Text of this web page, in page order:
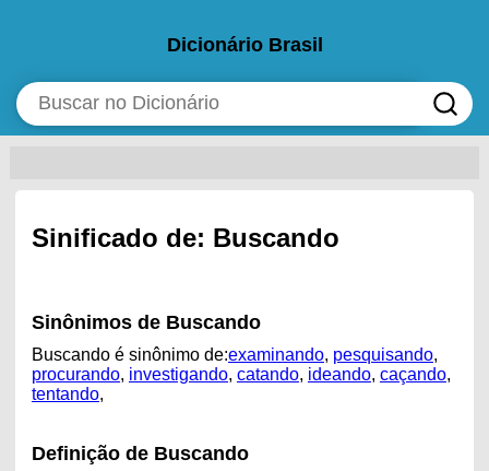
Dicionário Brasil
Sinificado de: Buscando
Sinônimos de Buscando
Buscando é sinônimo de:examinando, pesquisando,
procurando, investigando, catando, ideando, caçando,
tentando,
Definição de Buscando